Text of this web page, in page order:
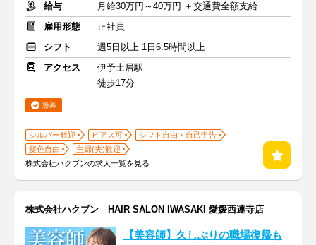
給与
月給30万円～40万円 ＋交通費全額支給
雇用形態
正社員
シフト
週5日以上 1日6.5時間以上
アクセス
伊予土居駅
徒歩17分
急募
シルバー歓迎 ピアス可
シフト自由・自己申告
髪色自由
主婦(夫)歓迎
株式会社ハクブンの求人一覧を見る
株式会社ハクブン HAIR SALON IWASAKI 愛媛西連寺店
【美容師】久しぶりの職場復帰も